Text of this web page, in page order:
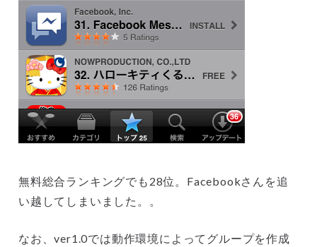
無料総合ランキングでも28位。Facebookさんを追
い越してしまいました。。
なお、ver1.0では動作環境によってグループを作成